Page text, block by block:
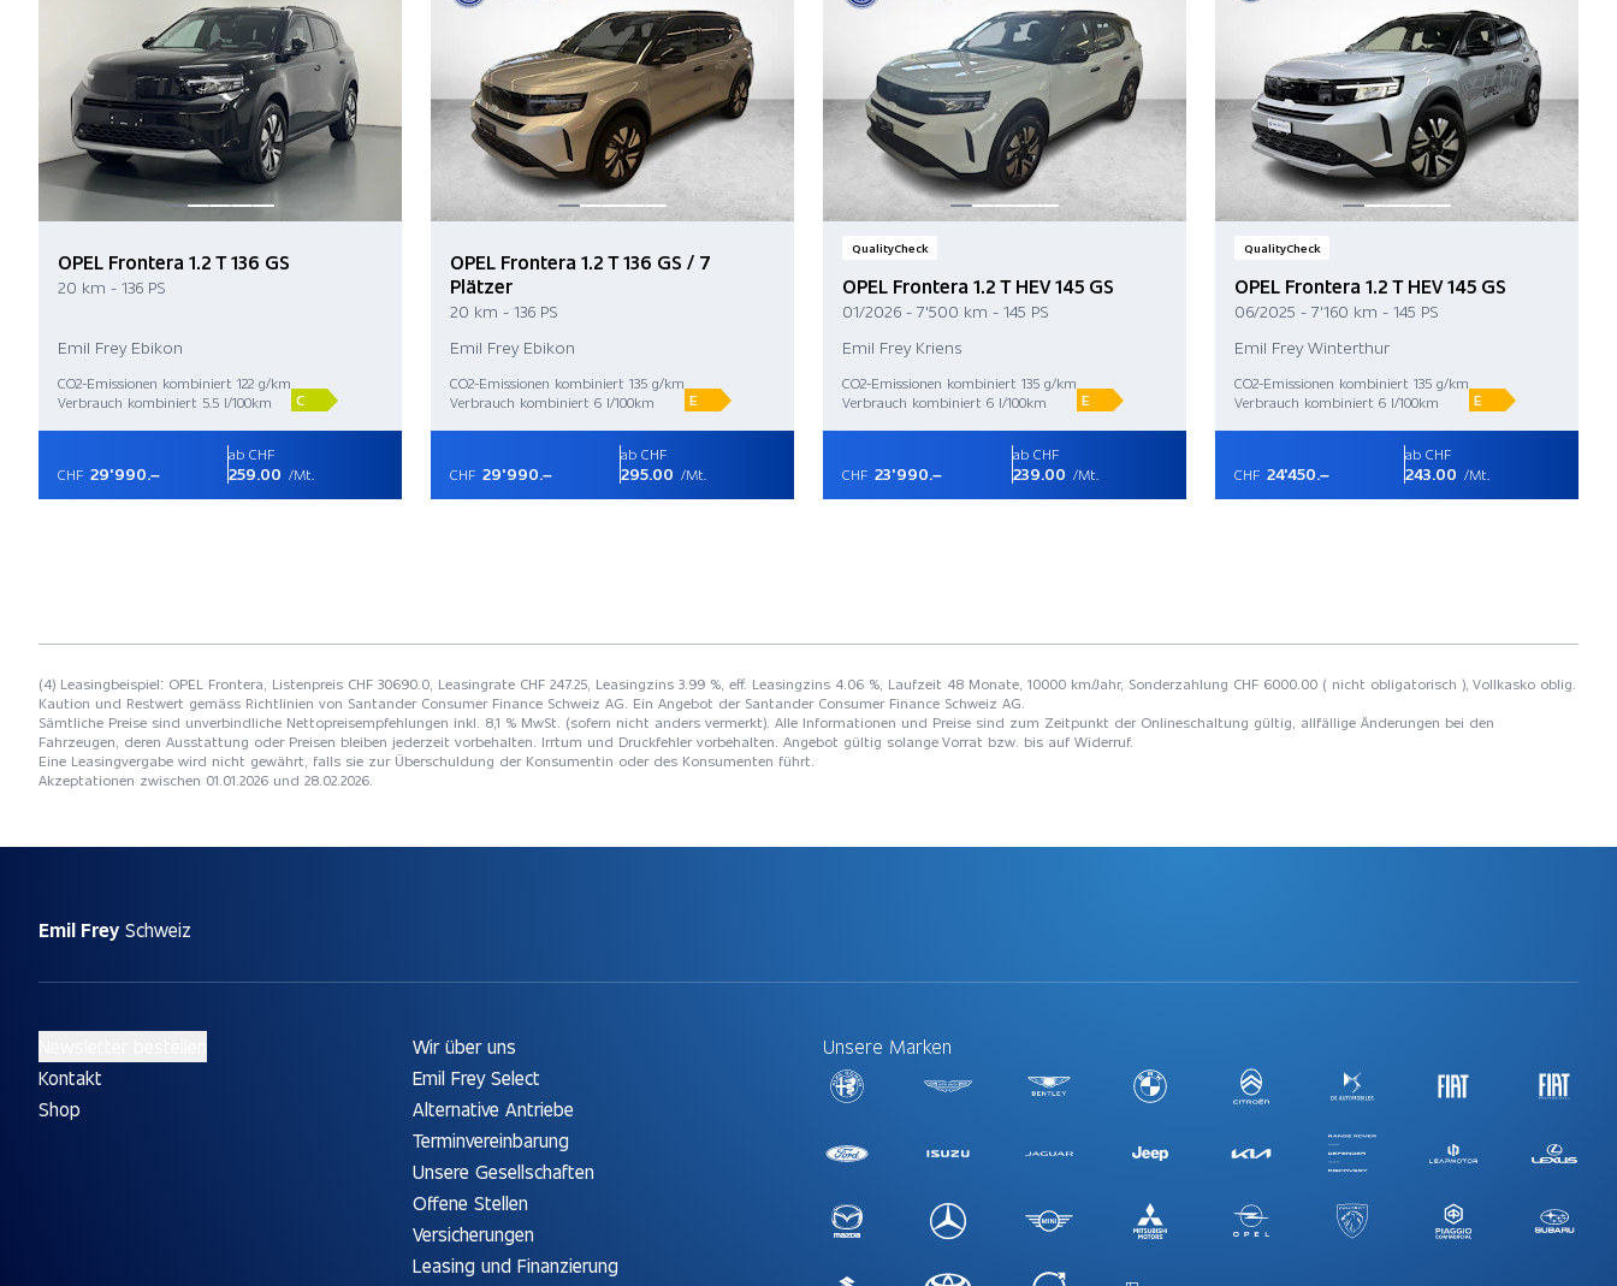
OPEL Frontera 1.2 T 136 GS
20 km - 136 PS
Emil Frey Ebikon
CO2-Emissionen kombiniert 122 g/km
Verbrauch kombiniert 5.5 l/100km
C
CHF 29'990.–
ab CHF
259.00 /Mt.
OPEL Frontera 1.2 T 136 GS / 7
Plätzer
20 km - 136 PS
Emil Frey Ebikon
CO2-Emissionen kombiniert 135 g/km
Verbrauch kombiniert 6 l/100km
E
CHF 29'990.–
ab CHF
295.00 /Mt.
QualityCheck
OPEL Frontera 1.2 T HEV 145 GS
01/2026 - 7'500 km - 145 PS
Emil Frey Kriens
CO2-Emissionen kombiniert 135 g/km
Verbrauch kombiniert 6 l/100km
E
CHF 23'990.–
ab CHF
239.00 /Mt.
QualityCheck
OPEL Frontera 1.2 T HEV 145 GS
06/2025 - 7'160 km - 145 PS
Emil Frey Winterthur
CO2-Emissionen kombiniert 135 g/km
Verbrauch kombiniert 6 l/100km
E
CHF 24'450.–
ab CHF
243.00 /Mt.
(4) Leasingbeispiel: OPEL Frontera, Listenpreis CHF 30690.0, Leasingrate CHF 247.25, Leasingzins 3.99 %, eff. Leasingzins 4.06 %, Laufzeit 48 Monate, 10000 km/Jahr, Sonderzahlung CHF 6000.00 ( nicht obligatorisch ), Vollkasko oblig.
Kaution und Restwert gemäss Richtlinien von Santander Consumer Finance Schweiz AG. Ein Angebot der Santander Consumer Finance Schweiz AG.
Sämtliche Preise sind unverbindliche Nettopreisempfehlungen inkl. 8,1 % MwSt. (sofern nicht anders vermerkt). Alle Informationen und Preise sind zum Zeitpunkt der Onlineschaltung gültig, allfällige Änderungen bei den
Fahrzeugen, deren Ausstattung oder Preisen bleiben jederzeit vorbehalten. Irrtum und Druckfehler vorbehalten. Angebot gültig solange Vorrat bzw. bis auf Widerruf.
Eine Leasingvergabe wird nicht gewährt, falls sie zur Überschuldung der Konsumentin oder des Konsumenten führt.
Akzeptationen zwischen 01.01.2026 und 28.02.2026.
Emil Frey Schweiz
Kontakt
Shop
Wir über uns
Emil Frey Select
Alternative Antriebe
Terminvereinbarung
Unsere Gesellschaften
Offene Stellen
Versicherungen
Leasing und Finanzierung
Unsere Marken